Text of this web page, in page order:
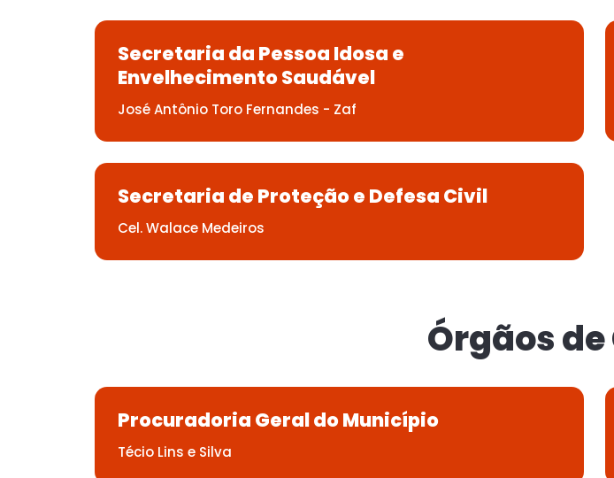
Secretaria da Pessoa Idosa e
Envelhecimento Saudável
José Antônio Toro Fernandes - Zaf
Secretaria de Proteção e Defesa Civil
Cel. Walace Medeiros
Órgãos
Procuradoria Geral do Município
Técio Lins e Silva